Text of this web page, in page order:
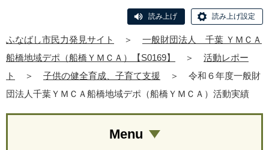
読み上げ 読み上げ設定
ふなばし市民力発見サイト ＞
一般財団法人 千葉 ＹＭＣＡ
船橋地域デポ（船橋ＹＭＣＡ）【S0169】
＞
活動レポー
ト
＞ 子供の健全育成、子育て支援 ＞
令和６年度一般財
団法人千葉ＹＭＣＡ船橋地域デポ（船橋ＹＭＣＡ）活動実績
Menu